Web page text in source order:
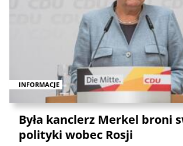
INFORMACJE
Była kanclerz Merkel broni
polityki wobec Rosji